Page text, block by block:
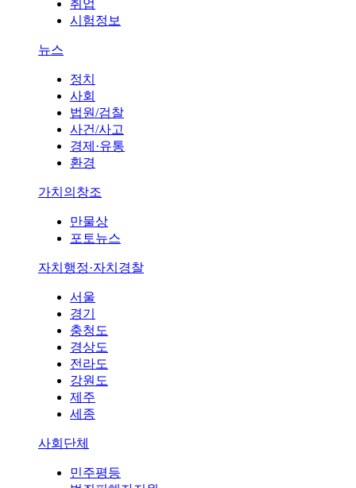
취업
시험정보
뉴스
정치
사회
법원/검찰
사건/사고
경제·유통
환경
가치의창조
만물상
포토뉴스
자치행정·자치경찰
서울
경기
충청도
경상도
전라도
강원도
제주
세종
사회단체
민주평등